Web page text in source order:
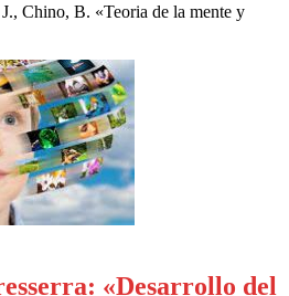
Chino, B. «Teoria de la mente y
«Desarrollo del